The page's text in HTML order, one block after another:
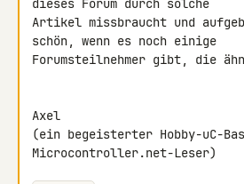
dieses Forum durch solche
Artikel missbraucht und
schön, wenn es noch einige
Forumsteilnehmer gibt, die
Axel
(ein begeisterter Hobby-uC-
Microcontroller.net-Leser)